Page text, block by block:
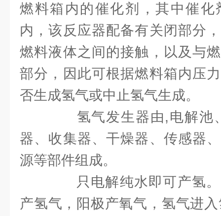
燃料箱内的催化剂，其中催化
内，该反应器配备有关闭部分
燃料液体之间的接触，以及与
部分，因此可根据燃料箱内压
否生成氢气或中止氢气生成。
氢气发生器由,电解池
器、收集器、干燥器、传感器
源等部件组成。
只电解纯水即可产氢。
产氢气，阳极产氧气，氢气进